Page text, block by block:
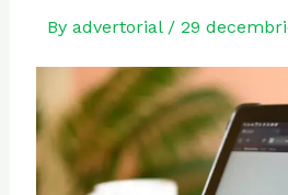
By advertorial / 29